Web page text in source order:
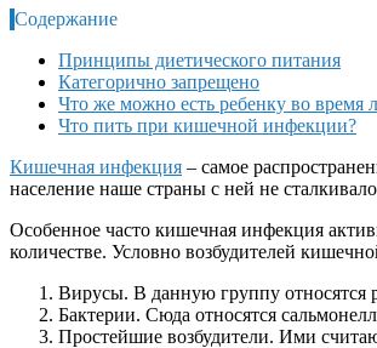
Содержание
Принципы диетического питания
Категорично запрещено
Что же можно есть ребенку во время
Что пить при кишечной инфекции?
Кишечная инфекция – самое
население наше страны с ней не
Особенное часто кишечная инфекция
количестве. Условно возбудителей
Вирусы. В данную группу относятся
Бактерии. Сюда относятся
Простейшие возбудители. Ими